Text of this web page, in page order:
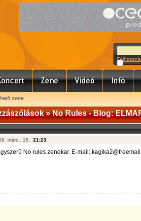
zene
» No Rules - Blog:
márc.. 15. 21:23
No rules zenekar. E-mail: